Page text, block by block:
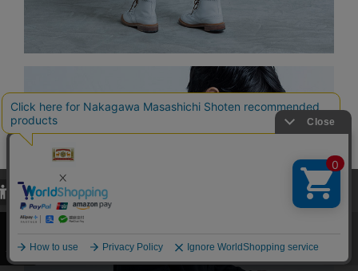
当サイトでは、当サイト内における閲覧履歴・属性情報などの取得およ
び利便性向上のためにクッキー（Cookie）を使用いたします。詳細に
関しては「プライバシーポリシー
承諾する